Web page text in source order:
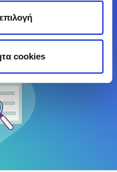
cookies
Σύγκρινε